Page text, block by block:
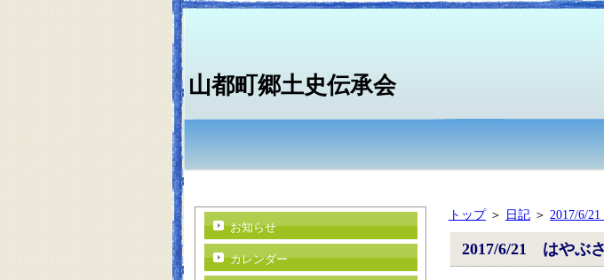
山都町郷土史伝承会
トップ＞ 日記＞ 2017/6/
2017/6/21 はやぶさ
お知らせ
カレンダー